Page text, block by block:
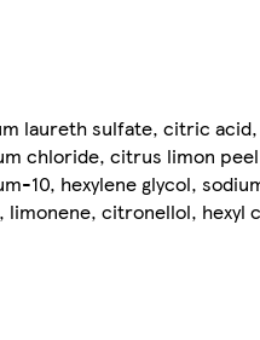
laureth sulfate, citric
chloride, citrus limon
10, hexylene glycol,
citronellol, hexyl